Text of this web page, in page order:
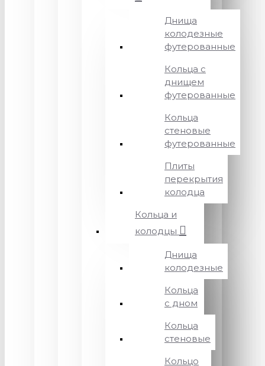
Днища
колодезные
футерованные
Кольца с
днищем
футерованные
Кольца
стеновые
футерованные
Плиты
перекрытия
колодца
Кольца и
колодцы
Днища
колодезные
Кольца
с дном
Кольца
стеновые
Кольцо